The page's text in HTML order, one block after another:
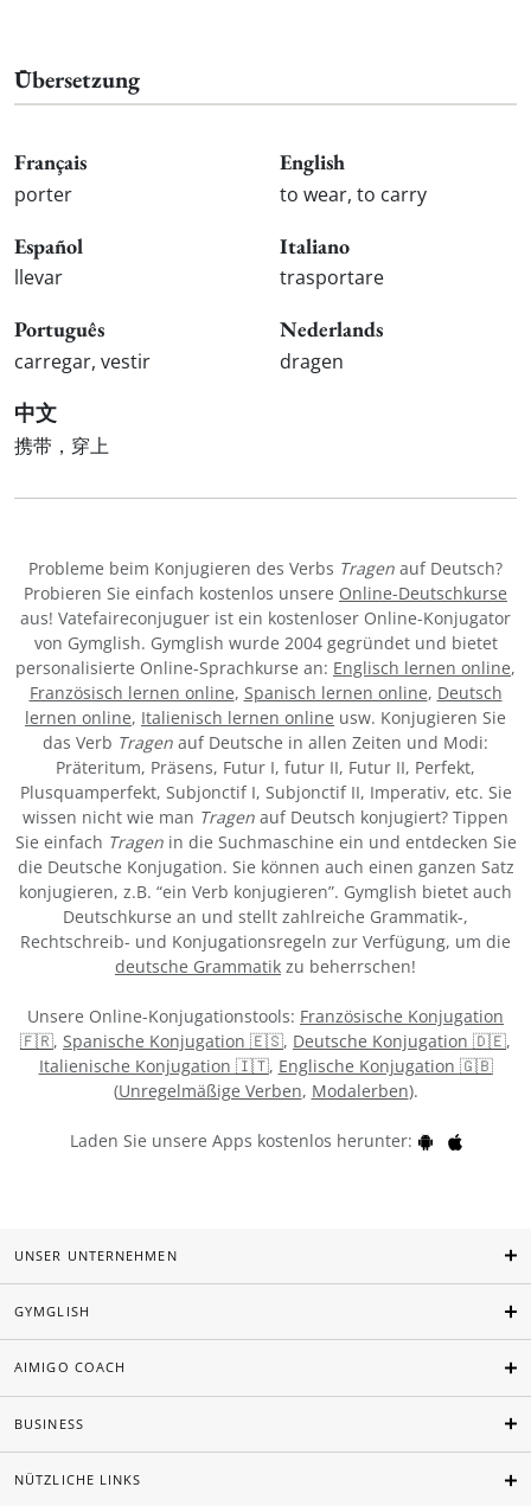
Übersetzung
Français
porter
English
to wear, to carry
Español
llevar
Italiano
trasportare
Português
carregar, vestir
Nederlands
dragen
中文
携带，穿上
Probleme beim Konjugieren des Verbs Tragen auf Deutsch?
Probieren Sie einfach kostenlos unsere Online-Deutschkurse
aus! Vatefaireconjuguer ist ein kostenloser Online-Konjugator
von Gymglish. Gymglish wurde 2004 gegründet und bietet
personalisierte Online-Sprachkurse an: Englisch lernen online,
Französisch lernen online, Spanisch lernen online, Deutsch
lernen online, Italienisch lernen online usw. Konjugieren Sie
das Verb Tragen auf Deutsche in allen Zeiten und Modi:
Präteritum, Präsens, Futur I, futur II, Futur II, Perfekt,
Plusquamperfekt, Subjonctif I, Subjonctif II, Imperativ, etc. Sie
wissen nicht wie man Tragen auf Deutsch konjugiert? Tippen
Sie einfach Tragenin die Suchmaschine ein und entdecken Sie
die Deutsche Konjugation. Sie können auch einen ganzen Satz
konjugieren, z.B. “ein Verb konjugieren”. Gymglish bietet auch
Deutschkurse an und stellt zahlreiche Grammatik-,
Rechtschreib- und Konjugationsregeln zur Verfügung, um die
deutsche Grammatik zu beherrschen!
Unsere Online-Konjugationstools: Französische Konjugation
🇫🇷, Spanische Konjugation 🇪🇸, Deutsche Konjugation 🇩🇪,
Italienische Konjugation 🇮🇹, Englische Konjugation 🇬🇧
(Unregelmäßige Verben, Modalerben).
Laden Sie unsere Apps kostenlos herunter:
UNSER UNTERNEHMEN
GYMGLISH
AIMIGO COACH
BUSINESS
NÜTZLICHE LINKS